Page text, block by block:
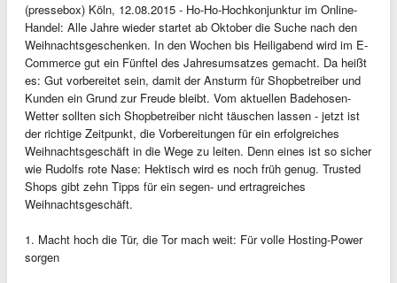
(pressebox) Köln, 12.08.2015 - Ho-Ho-Hochkonjunktur im Online-
Handel: Alle Jahre wieder startet ab Oktober die Suche nach den
Weihnachtsgeschenken. In den Wochen bis Heiligabend wird im E-
Commerce gut ein Fünftel des Jahresumsatzes gemacht. Da heißt
es: Gut vorbereitet sein, damit der Ansturm für Shopbetreiber und
Kunden ein Grund zur Freude bleibt. Vom aktuellen Badehosen-
Wetter sollten sich Shopbetreiber nicht täuschen lassen - jetzt ist
der richtige Zeitpunkt, die Vorbereitungen für ein erfolgreiches
Weihnachtsgeschäft in die Wege zu leiten. Denn eines ist so sicher
wie Rudolfs rote Nase: Hektisch wird es noch früh genug. Trusted
Shops gibt zehn Tipps für ein segen- und ertragreiches
Weihnachtsgeschäft.
1. Macht hoch die Tür, die Tor mach weit: Für volle Hosting-Power
sorgen